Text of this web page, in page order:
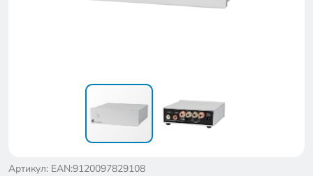
Артикул: EAN:9120097829108